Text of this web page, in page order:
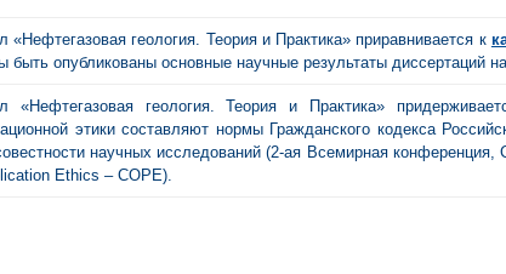
«Нефтегазовая геология. Теория и Практика» приравнивается к
быть опубликованы основные научные результаты диссертаций
«Нефтегазовая геология. Теория и Практика»
этики составляют нормы Гражданского кодекса
научных исследований (2-ая Всемирная
Ethics – COPE).